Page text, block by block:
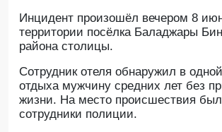
Инцидент произошёл вечером 8
территории посёлка Баладжары
района столицы.
Сотрудник отеля обнаружил в
отдыха мужчину средних лет без
жизни. На место происшествия
сотрудники полиции.